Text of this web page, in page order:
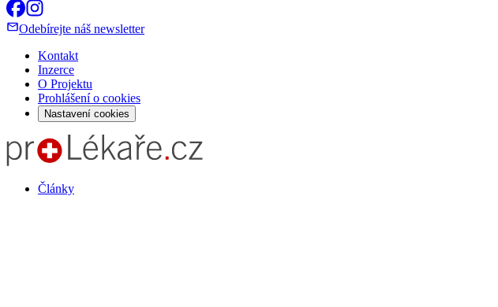
Odebírejte náš newsletter
Kontakt
Inzerce
O Projektu
Prohlášení o cookies
Nastavení cookies
Články